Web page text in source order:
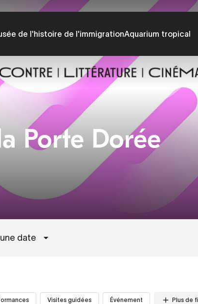
de l'histoire de l'immigrationAquarium tropical
Porte Dorée
date
Visites guidées Événement Plus de